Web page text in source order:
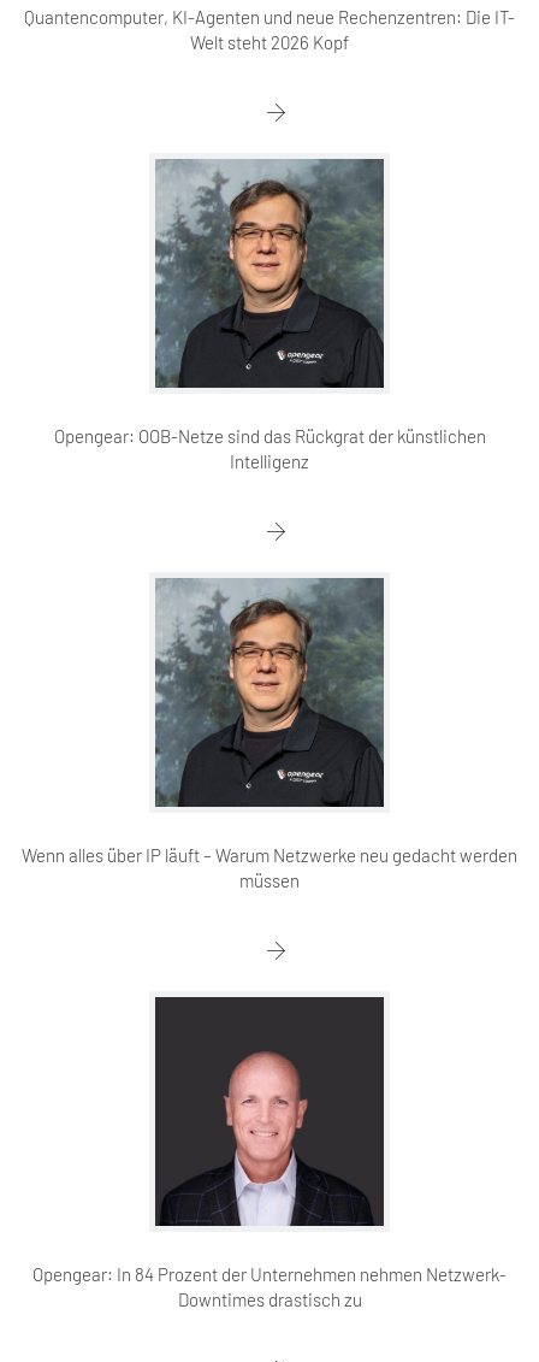
Quantencomputer, KI-Agenten und neue Rechenzentren: Die IT-
Welt steht 2026 Kopf
Opengear: OOB-Netze sind das Rückgrat der künstlichen
Intelligenz
Wenn alles über IP läuft – Warum Netzwerke neu gedacht werden
müssen
Opengear: In 84 Prozent der Unternehmen nehmen Netzwerk-
Downtimes drastisch zu